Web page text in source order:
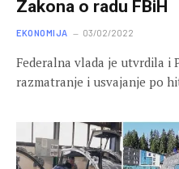
Zakona o radu FBiH
EKONOMIJA 03/02/2022
Federalna vlada je utvrdila i
razmatranje i usvajanje po